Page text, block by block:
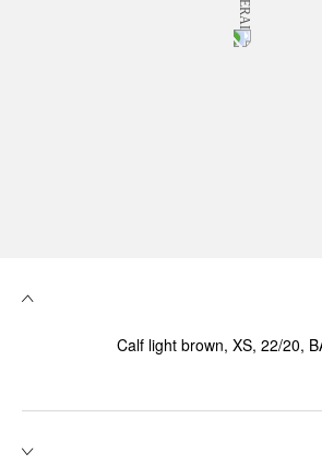
Calf light brown, XS, 22/20,